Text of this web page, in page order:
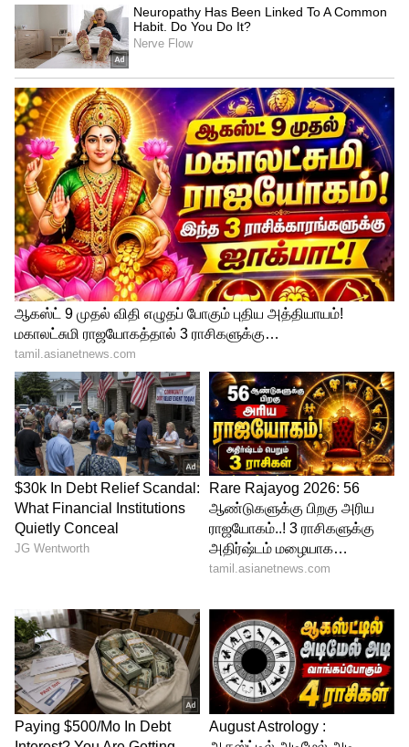
style/how-to-reduce-fridge-electricity-bill-
a4-paper-trick-grzxz9n
Related Articles
Iron Box Cleaning Tips: அயர்ன் பாக்ஸ்
அடியில் கறை படிஞ்சிருக்கா? புதுசு
போல மாற்ற இதோ 6 எளிய வீட்டு டிப்ஸ்!
ஆயிரக்கணக்கில் செலவின்றி வாட்டர்
டேங்க் சுத்தம் செய்ய 3 எளிய வழிகள்!
3
4